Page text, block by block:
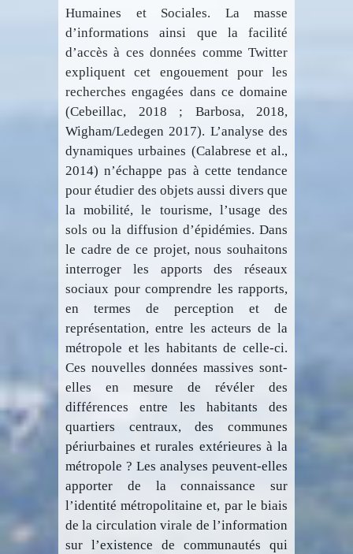
Humaines et Sociales. La masse
d’informations ainsi que la facilité
d’accès à ces données comme Twitter
expliquent cet engouement pour les
recherches engagées dans ce domaine
(Cebeillac, 2018 ; Barbosa, 2018,
Wigham/Ledegen 2017). L’analyse des
dynamiques urbaines (Calabrese et al.,
2014) n’échappe pas à cette tendance
pour étudier des objets aussi divers que
la mobilité, le tourisme, l’usage des
sols ou la diffusion d’épidémies. Dans
le cadre de ce projet, nous souhaitons
interroger les apports des réseaux
sociaux pour comprendre les rapports,
en termes de perception et de
représentation, entre les acteurs de la
métropole et les habitants de celle-ci.
Ces nouvelles données massives sont-
elles en mesure de révéler des
différences entre les habitants des
quartiers centraux, des communes
périurbaines et rurales extérieures à la
métropole ? Les analyses peuvent-elles
apporter de la connaissance sur
l’identité métropolitaine et, par le biais
de la circulation virale de l’information
sur l’existence de communautés qui